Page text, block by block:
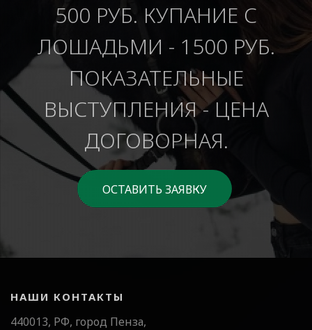
500 РУБ. КУПАНИЕ С
ЛОШАДЬМИ - 1500 РУБ.
ПОКАЗАТЕЛЬНЫЕ
ВЫСТУПЛЕНИЯ - ЦЕНА
ДОГОВОРНАЯ.
ОСТАВИТЬ ЗАЯВКУ
НАШИ КОНТАКТЫ
440013, РФ, город Пенза,